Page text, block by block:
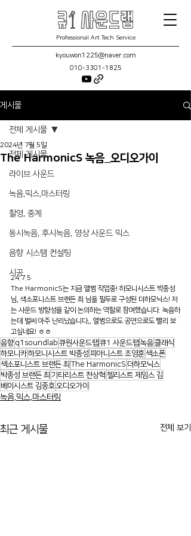
Professional Art Tech Service
kyouwon1225@naver.com
010-3301-1825
게시물
전체 게시물
라이브 사운드
녹음,믹스,마스터링
촬영, 중계
동시녹음, 후시녹음, 영상 사운드 믹스
음향 시스템 컨설팅
시공
전체 게시물
The HarmonicS 녹음_오디오가이
2024년 7월 5일
24.7.5
The HarmonicS는 지금 앨범 작업중! 하모니시스트 박종성
님, 색소포니스트 브랜든 최 님을 필두로 구성된 더하모닉스! 저
는 사운드 방향성을 같이 논의하는 역할로 참여했습니다. 녹음하
는데 벌써 아주 난리났습니다,, 앨범으로도 공연으로도 빨리 보
고싶네요! ㅎㅎ
음향 q1soundlab 큐원사운드랩큐1 사운드랩녹음클래식
하모니카하모니시스트 박종성 피아니스트 조영훈 색소폰
색소포니스트 브랜든 최 The HarmonicS 더하모닉스
박종성 브랜든 최 기타리스트 천상혁 첼리스트 제임스 김
베이시스트 김종호 오디오가이
녹음,믹스,마스터링
최근 게시물 전체 보기